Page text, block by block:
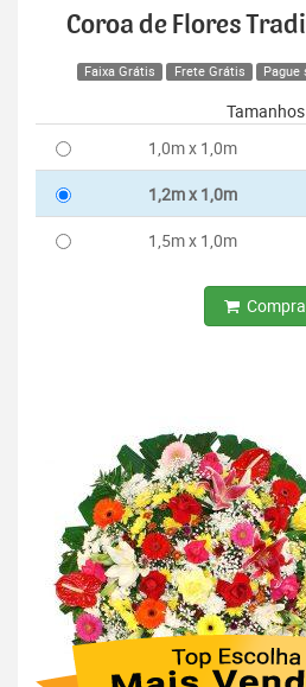
Coroa de Flores
Faixa Grátis Frete Grátis Pague
Tamanhos
1,0m x 1,0m
1,2m x 1,0m
1,5m x 1,0m